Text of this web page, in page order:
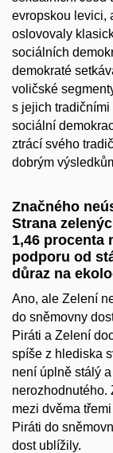
evropskou levici,
oslovovaly
sociálních
demokraté
voličské
s jejich
sociální
ztrácí svého
dobrým
Značného
Strana
1,46 procenta
podporu od
důraz na
Ano, ale Zelení
do sněmovny
Piráti a Zelení
spíše z hlediska
není úplně stálý
nerozhodnutého.
mezi dvěma
Piráti do
dost ublížily.